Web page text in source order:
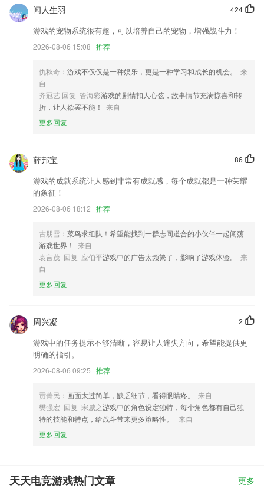
本次版本修复了一些已知问题，丰富了现有功能，提升用户体验。
新增线路优先级调整；
新增积分系统,用户可以通过完成任务免费获得云服务
联系我们
以上就是天天电竞游戏的介绍，如果您喜欢这款软件，您可以到应用商店
进行打分评论，说出您的使用经历，以帮助我们更好的对产品进行优化修
424
闻人生羽
游戏的宠物系统很有趣，可以培养自己的宠物，增强战斗力！
2026-08-06 15:08 推荐
仇秋奇 ：游戏不仅仅是一种娱乐，更是一种学习和成长的机会。
来
自
齐冠艺 回复 管海彩游戏的剧情扣人心弦，故事情节充满惊喜和转
折，让人欲罢不能！
来自
更多回复
86
薛邦宝
游戏的成就系统让人感到非常有成就感，每个成就都是一种荣耀
的象征！
2026-08-06 18:12 推荐
古朋雪 ：菜鸟求组队！希望能找到一群志同道合的小伙伴一起闯荡
游戏世界！
来自
袁言茂 回复 应伯平游戏中的广告太频繁了，影响了游戏体验。
来
自
更多回复
2
周兴凝
游戏中的任务提示不够清晰，容易让人迷失方向，希望能提供更
明确的指引。
2026-08-06 09:25 推荐
贡菁民 ：画面太过简单，缺乏细节，看得眼睛疼。
来自
樊强宏 回复 宋威之游戏中的角色设定独特，每个角色都有自己独
特的技能和特点，给战斗带来更多策略性。
来自
更多回复
天天电竞游戏热门文章 更多